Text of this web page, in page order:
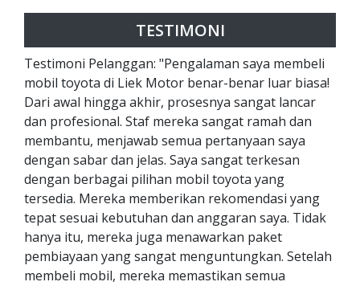
TESTIMONI
Testimoni Pelanggan: "Pengalaman saya membeli
mobil toyota di Liek Motor benar-benar luar biasa!
Dari awal hingga akhir, prosesnya sangat lancar
dan profesional. Staf mereka sangat ramah dan
membantu, menjawab semua pertanyaan saya
dengan sabar dan jelas. Saya sangat terkesan
dengan berbagai pilihan mobil toyota yang
tersedia. Mereka memberikan rekomendasi yang
tepat sesuai kebutuhan dan anggaran saya. Tidak
hanya itu, mereka juga menawarkan paket
pembiayaan yang sangat menguntungkan. Setelah
membeli mobil, mereka memastikan semua